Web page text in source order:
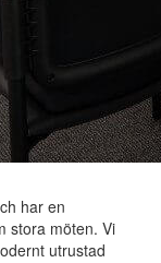
har en
stora möten. Vi
utrustad